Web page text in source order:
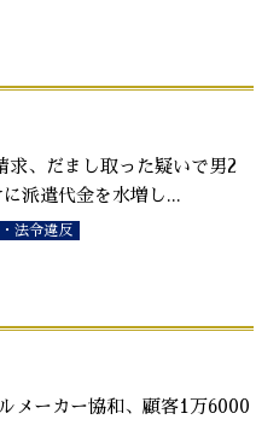
求、だまし取った疑いで男2
派遣代金を水増し ...
法令違反
メーカー協和、顧客1万6000